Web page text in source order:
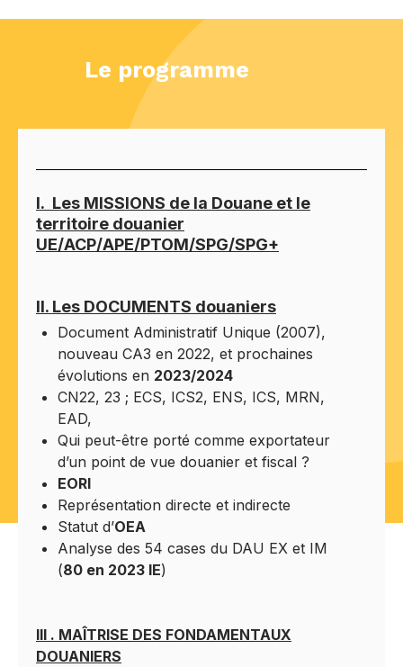
Le programme
I. Les MISSIONS de la Douane et le
territoire douanier
UE/ACP/APE/PTOM/SPG/SPG+
II. Les DOCUMENTS douaniers
Document Administratif Unique (2007),
nouveau CA3 en 2022, et prochaines
évolutions en 2023/2024
CN22, 23 ; ECS, ICS2, ENS, ICS, MRN,
EAD,
Qui peut-être porté comme exportateur
d’un point de vue douanier et fiscal ?
EORI
Représentation directe et indirecte
Statut d’OEA
Analyse des 54 cases du DAU EX et IM
(80 en 2023 IE)
III . MAÎTRISE DES FONDAMENTAUX
DOUANIERS